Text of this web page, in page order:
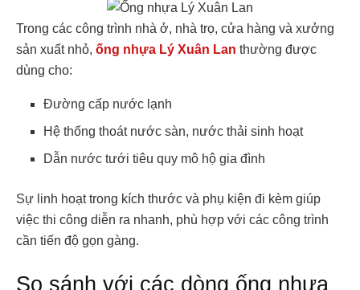
Trong các công trình nhà ở, nhà trọ, cửa hàng và xưởng
sản xuất nhỏ, ống nhựa Lý Xuân Lan thường được
dùng cho:
Đường cấp nước lạnh
Hệ thống thoát nước sàn, nước thải sinh hoạt
Dẫn nước tưới tiêu quy mô hộ gia đình
Sự linh hoạt trong kích thước và phụ kiện đi kèm giúp
việc thi công diễn ra nhanh, phù hợp với các công trình
cần tiến độ gọn gàng.
So sánh với các dòng ống nhựa